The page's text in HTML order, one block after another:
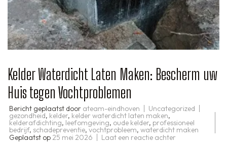
Kelder Waterdicht Laten Maken: Bescherm uw
Huis tegen Vochtproblemen
Bericht geplaatst door ateam-eindhoven Uncategorized
gezondheid, kelder, kelder waterdicht laten maken,
kelderafdichting, leefomgeving, oude kelder, professioneel
bedrijf, schadepreventie, vochtprobleem, waterdicht maken
Geplaatst op 25 mei 2026 Laat een reactie achter